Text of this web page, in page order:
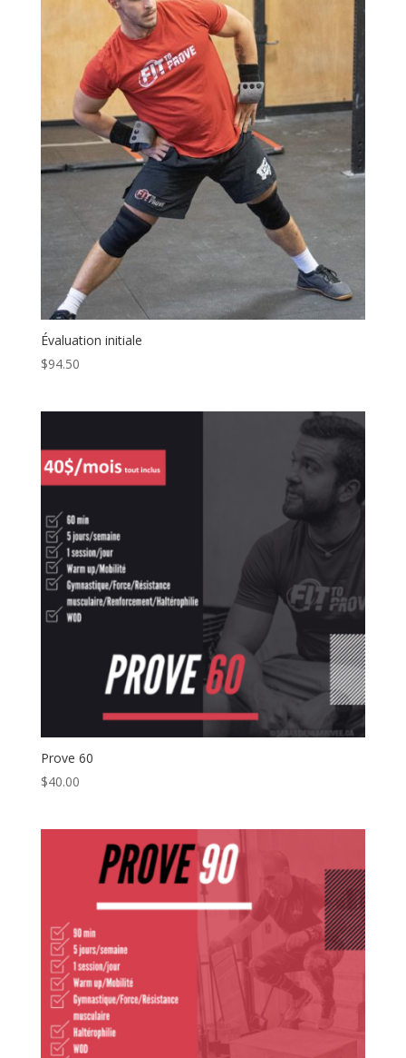
Évaluation initiale
$94.50
Prove 60
$40.00